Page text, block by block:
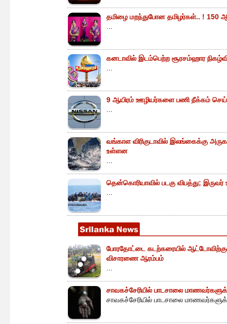
தமிழை மறந்துபோன தமிழர்கள்.. ! 150
கனடாவில் இடம்பெற்ற சூரசம்ஹார
9 ஆயிரம் ஊழியர்களை பணி நீக்கம்
வங்காள விரிகுடாவில் இலங்கைக்கு
உள்ளன
தென்கொரியாவில் படகு விபத்து; இருவர்
போரதோட்டை கடற்கரையில் ஆட்டோவிற்குள்
விசாரணை ஆரம்பம்
சாவகச்சேரியில் பாடசாலை
சாவகச்சேரியில் பாடசாலை